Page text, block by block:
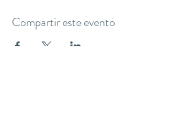
Compartir este evento